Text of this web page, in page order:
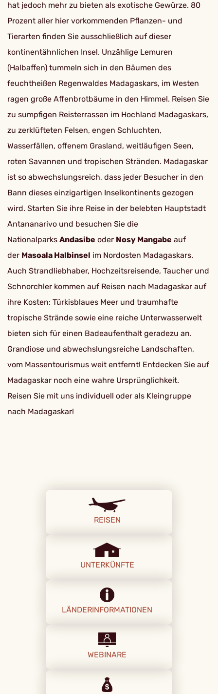
hat jedoch mehr zu bieten als exotische Gewürze. 80
Prozent aller hier vorkommenden Pflanzen- und
Tierarten finden Sie ausschließlich auf dieser
kontinentähnlichen Insel. Unzählige Lemuren
(Halbaffen) tummeln sich in den Bäumen des
feuchtheißen Regenwaldes Madagaskars, im Westen
ragen große Affenbrotbäume in den Himmel. Reisen Sie
zu sumpfigen Reisterrassen im Hochland Madagaskars,
zu zerklüfteten Felsen, engen Schluchten,
Wasserfällen, offenem Grasland, weitläufigen Seen,
roten Savannen und tropischen Stränden. Madagaskar
ist so abwechslungsreich, dass jeder Besucher in den
Bann dieses einzigartigen Inselkontinents gezogen
wird. Starten Sie ihre Reise in der belebten Hauptstadt
Antananarivo und besuchen Sie die
Nationalparks Andasibe oder Nosy Mangabe auf
der Masoala Halbinsel im Nordosten Madagaskars.
Auch Strandliebhaber, Hochzeitsreisende, Taucher und
Schnorchler kommen auf Reisen nach Madagaskar auf
ihre Kosten: Türkisblaues Meer und traumhafte
tropische Strände sowie eine reiche Unterwasserwelt
bieten sich für einen Badeaufenthalt geradezu an.
Grandiose und abwechslungsreiche Landschaften,
vom Massentourismus weit entfernt! Entdecken Sie auf
Madagaskar noch eine wahre Ursprünglichkeit.
Reisen Sie mit uns individuell oder als Kleingruppe
nach Madagaskar!
REISEN
UNTERKÜNFTE
LÄNDERINFORMATIONEN
WEBINARE